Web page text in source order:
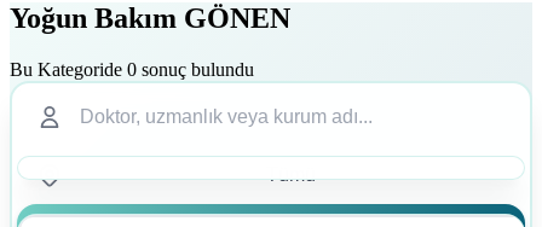
Yoğun Bakım GÖNEN
Bu Kategoride 0 sonuç bulundu